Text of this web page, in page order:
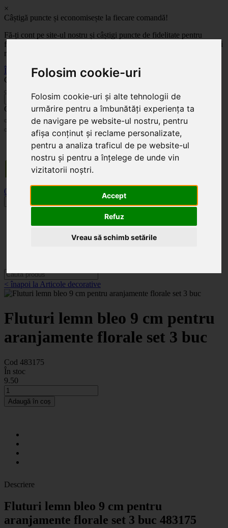
Folosim cookie-uri
Folosim cookie-uri și alte tehnologii de
urmărire pentru a îmbunătăți experiența ta
de navigare pe website-ul nostru, pentru
afișa conținut și reclame personalizate,
pentru a analiza traficul de pe website-ul
nostru și pentru a înțelege de unde vin
vizitatorii noștri.
Accept
Refuz
Vreau să schimb setările
×
Câștigă puncte și economisește la fiecare comandă!
Fă-ți cont pe site-ul nostru și câștigi puncte de fidelitate pentru
fiecare comandă! Cu cât comanzi mai mult, cu atât economisești mai
mult!
Înregistrează-te acum
Celoplast
Celoplast
Transportul este GRATUIT pentru comenzile mai mari de 350 Lei. Comanda minimă în
valoare de 100 Lei. Expediere în 1 - 2 zile lucrătoare.
0
Categorii
< înapoi la Articole decorative
Fluturi lemn bleo 9 cm pentru
aranjamente florale set 3 buc
Cod 483175
În stoc
9.50
Adaugă în coș
Descriere
Fluturi lemn bleo 9 cm pentru
aranjamente florale set 3 buc 483175